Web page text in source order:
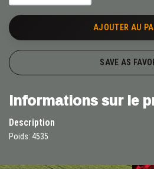
AJOUTER AU
SAVE AS
Informations sur le
Description
Poids: 4535